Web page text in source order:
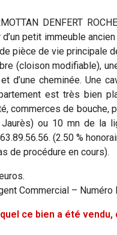
DENFERT
petit immeuble
pièce de vie principale
(cloison modifiable),
et d’une cheminée. Une
est très bien
commerces de bouche,
ou 10 mn de la
(2.50 %
de procédure en cours).
Commercial –
ce bien a été vendu,